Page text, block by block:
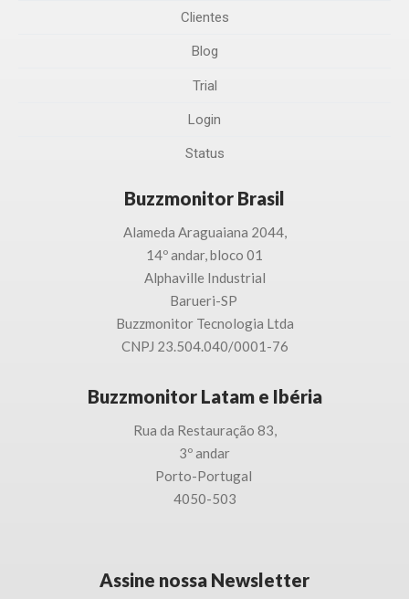
Clientes
Blog
Trial
Login
Status
Buzzmonitor Brasil
Alameda Araguaiana 2044,
14º andar, bloco 01
Alphaville Industrial
Barueri-SP
Buzzmonitor Tecnologia Ltda
CNPJ 23.504.040/0001-76
Buzzmonitor Latam e Ibéria
Rua da Restauração 83,
3º andar
Porto-Portugal
4050-503
Assine nossa Newsletter